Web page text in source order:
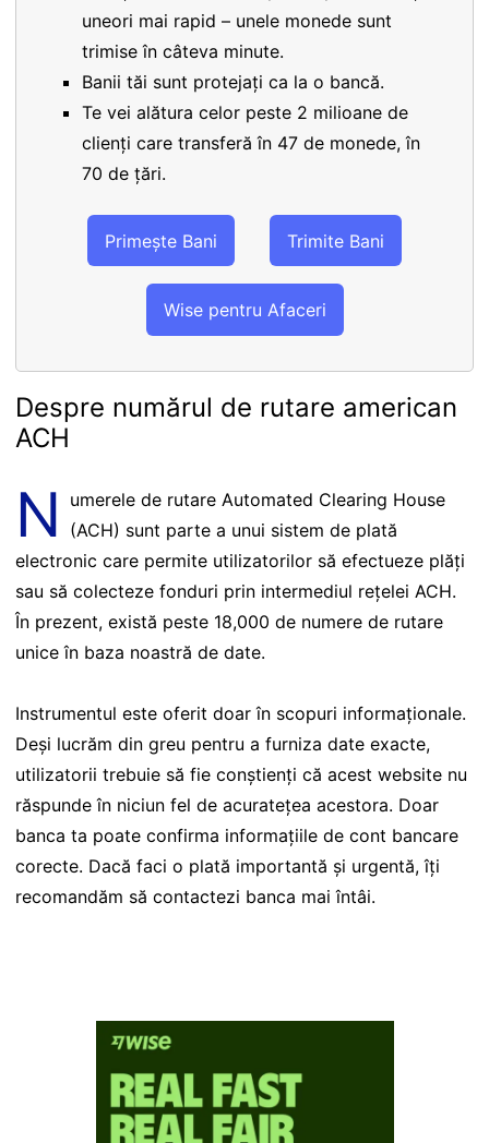
uneori mai rapid – unele monede sunt
trimise în câteva minute.
Banii tăi sunt protejați ca la o bancă.
Te vei alătura celor peste 2 milioane de
clienți care transferă în 47 de monede, în
70 de țări.
Primește Bani Trimite Bani
Wise pentru Afaceri
Despre numărul de rutare american
ACH
N
umerele de rutare Automated Clearing House
(ACH) sunt parte a unui sistem de plată
electronic care permite utilizatorilor să efectueze plăți
sau să colecteze fonduri prin intermediul rețelei ACH.
În prezent, există peste 18,000 de numere de rutare
unice în baza noastră de date.
Instrumentul este oferit doar în scopuri informaționale.
Deși lucrăm din greu pentru a furniza date exacte,
utilizatorii trebuie să fie conștienți că acest website nu
răspunde în niciun fel de acuratețea acestora. Doar
banca ta poate confirma informațiile de cont bancare
corecte. Dacă faci o plată importantă și urgentă, îți
recomandăm să contactezi banca mai întâi.